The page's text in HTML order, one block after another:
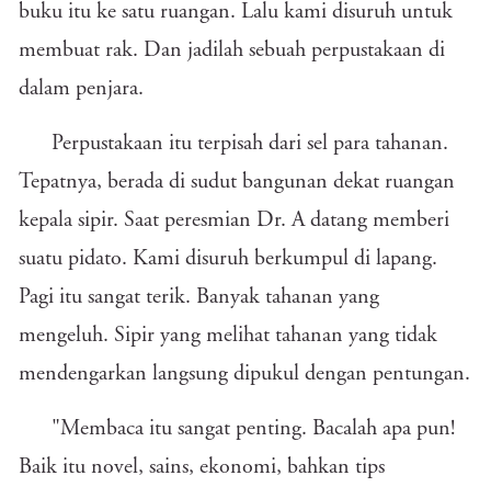
buku itu ke satu ruangan. Lalu kami disuruh untuk
membuat rak. Dan jadilah sebuah perpustakaan di
dalam penjara.
Perpustakaan itu terpisah dari sel para tahanan.
Tepatnya, berada di sudut bangunan dekat ruangan
kepala sipir. Saat peresmian Dr. A datang memberi
suatu pidato. Kami disuruh berkumpul di lapang.
Pagi itu sangat terik. Banyak tahanan yang
mengeluh. Sipir yang melihat tahanan yang tidak
mendengarkan langsung dipukul dengan pentungan.
"Membaca itu sangat penting. Bacalah apa pun!
Baik itu novel, sains, ekonomi, bahkan tips